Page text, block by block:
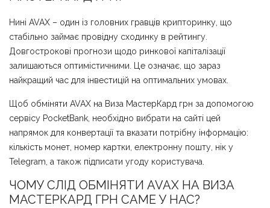
Нині AVAX – один із головних гравців крипторинку, що
стабільно займає провідну сходинку в рейтингу.
Довгострокові прогнози щодо ринкової капіталізації
залишаються оптимістичними. Це означає, що зараз
найкращий час для інвестицій на оптимальних умовах.
Щоб обміняти AVAX на Виза МастерКард грн за допомогою
сервісу PocketBank, необхідно вибрати на сайті цей
напрямок для конвертації та вказати потрібну інформацію:
кількість монет, номер картки, електронну пошту, нік у
Telegram, а також підписати угоду користувача.
ЧОМУ СЛІД ОБМІНЯТИ AVAX НА ВИЗА
МАСТЕРКАРД ГРН САМЕ У НАС?